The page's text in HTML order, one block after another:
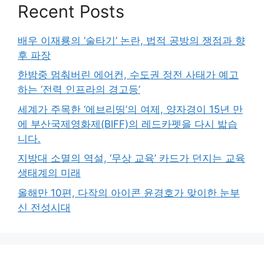
Recent Posts
배우 이재룡의 ‘술타기’ 논란, 법적 공방의 쟁점과 향
후 파장
한밤중 멈춰버린 에어컨, 수도권 정전 사태가 예고
하는 ‘전력 인프라의 경고등’
세계가 주목한 ‘에브리띵’의 여제, 양자경이 15년 만
에 부산국제영화제(BIFF)의 레드카펫을 다시 밟습
니다.
지방대 소멸의 역설, ‘무상 교육’ 카드가 던지는 교육
생태계의 미래
올해만 10편, 다작의 아이콘 윤경호가 맞이한 눈부
신 전성시대